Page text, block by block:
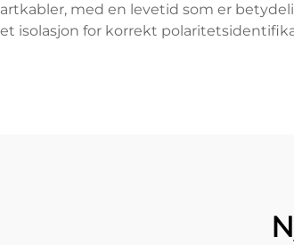
med en levetid som er
isolasjon for korrekt